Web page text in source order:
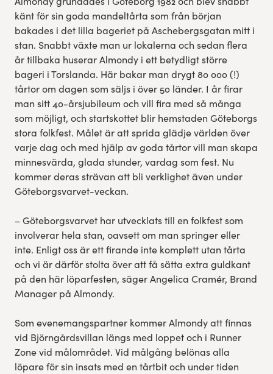
känt för sin goda mandeltårta som från början
bakades i det lilla bageriet på Aschebergsgatan mitt i
stan. Snabbt växte man ur lokalerna och sedan flera
år tillbaka huserar Almondy i ett betydligt större
bageri i Torslanda. Här bakar man drygt 80 000 (!)
tårtor om dagen som säljs i över 50 länder. I år firar
man sitt 40-årsjubileum och vill fira med så många
som möjligt, och startskottet blir hemstaden Göteborgs
stora folkfest. Målet är att sprida glädje världen över
varje dag och med hjälp av goda tårtor vill man skapa
minnesvärda, glada stunder, vardag som fest. Nu
kommer deras strävan att bli verklighet även under
Göteborgsvarvet-veckan.
– Göteborgsvarvet har utvecklats till en folkfest som
involverar hela stan, oavsett om man springer eller
inte. Enligt oss är ett firande inte komplett utan tårta
och vi är därför stolta över att få sätta extra guldkant
på den här löparfesten, säger Angelica Cramér, Brand
Manager på Almondy.
Som evenemangspartner kommer Almondy att finnas
vid Björngårdsvillan längs med loppet och i Runner
Zone vid målområdet. Vid målgång belönas alla
löpare för sin insats med en tårtbit och under tiden